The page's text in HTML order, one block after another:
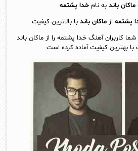
ماکان باند به نام خدا پشتمه
پشتمه ازماکان باند با بالاترین کیفیت
کاربران آهنگ خدا پشتمه را از ماکان باند
بهترین کیفیت آماده کرده است